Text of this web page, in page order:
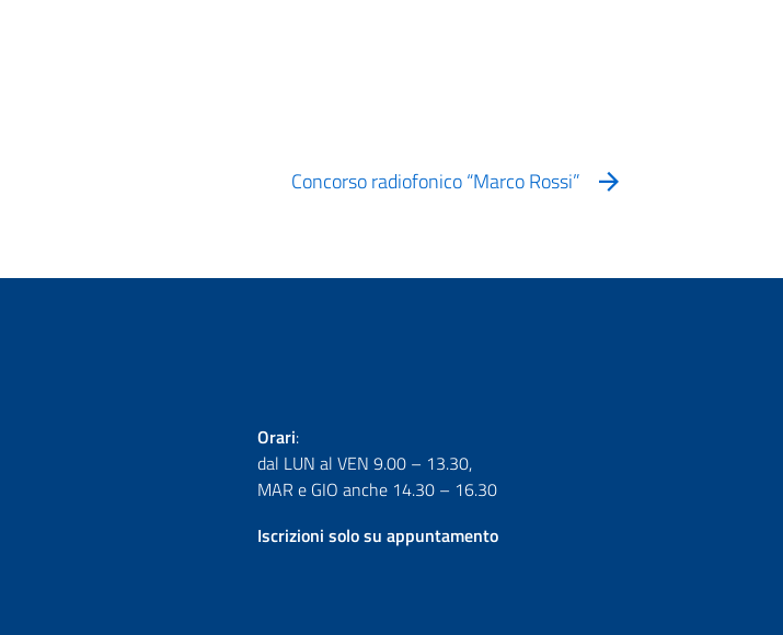
Concorso radiofonico “Marco Rossi”
Orari:
dal LUN al VEN 9.00 – 13.30,
MAR e GIO anche 14.30 – 16.30
Iscrizioni solo su appuntamento